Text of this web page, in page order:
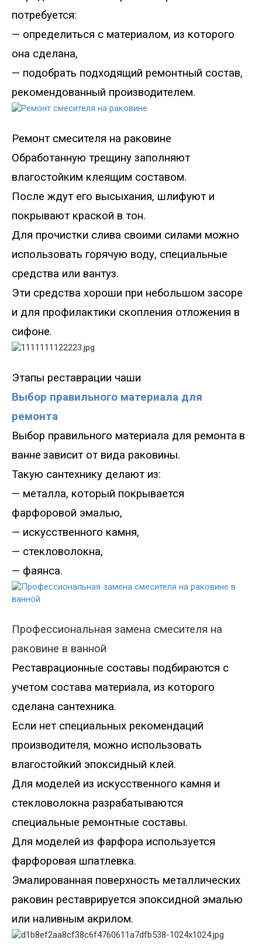
потребуется:
— определиться с материалом, из которого
она сделана,
— подобрать подходящий ремонтный состав,
рекомендованный производителем.
Ремонт смесителя на раковине
Обработанную трещину заполняют
влагостойким клеящим составом.
После ждут его высыхания, шлифуют и
покрывают краской в тон.
Для прочистки слива своими силами можно
использовать горячую воду, специальные
средства или вантуз.
Эти средства хороши при небольшом засоре
и для профилактики скопления отложения в
сифоне.
Этапы реставрации чаши
Выбор правильного материала для
ремонта
Выбор правильного материала для ремонта в
ванне зависит от вида раковины.
Такую сантехнику делают из:
— металла, который покрывается
фарфоровой эмалью,
— искусственного камня,
— стекловолокна,
— фаянса.
Профессиональная замена смесителя на
раковине в ванной
Реставрационные составы подбираются с
учетом состава материала, из которого
сделана сантехника.
Если нет специальных рекомендаций
производителя, можно использовать
влагостойкий эпоксидный клей.
Для моделей из искусственного камня и
стекловолокна разрабатываются
специальные ремонтные составы.
Для моделей из фарфора используется
фарфоровая шпатлевка.
Эмалированная поверхность металлических
раковин реставрируется эпоксидной эмалью
или наливным акрилом.